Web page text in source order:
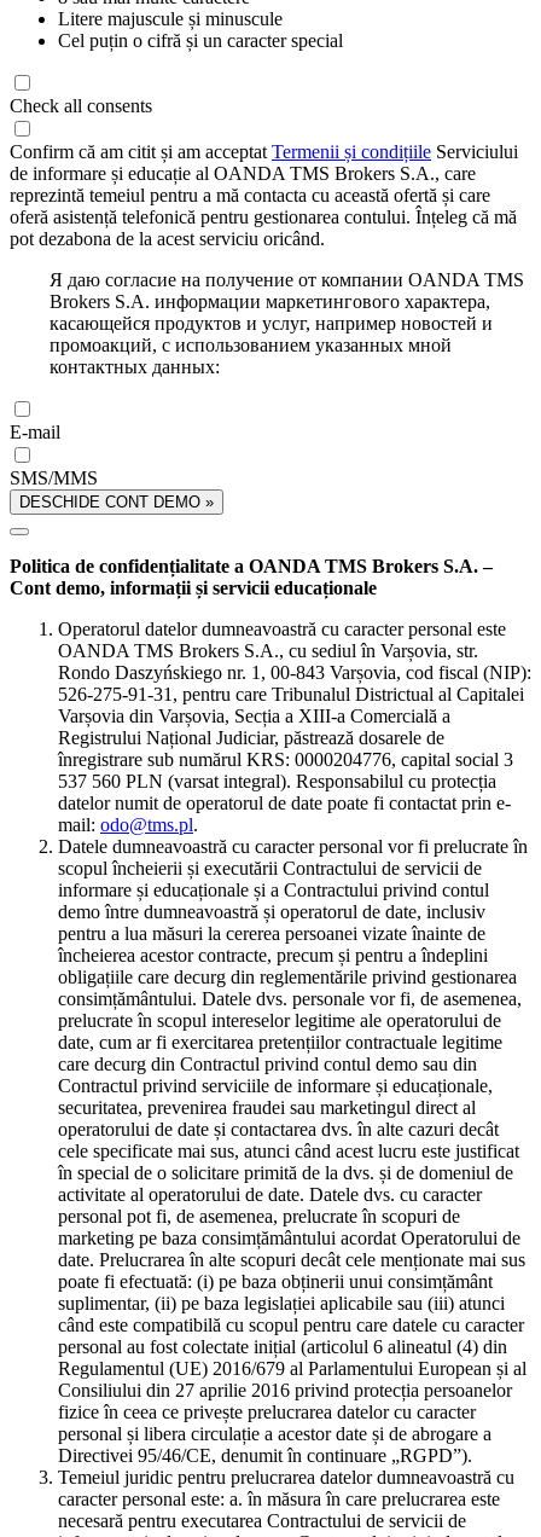
Litere majuscule și minuscule
Cel puțin o cifră și un caracter special
Check all consents
Confirm că am citit și am acceptat Termenii și condițiile Serviciului
de informare și educație al OANDA TMS Brokers S.A., care
reprezintă temeiul pentru a mă contacta cu această ofertă și care
oferă asistență telefonică pentru gestionarea contului. Înțeleg că mă
pot dezabona de la acest serviciu oricând.
Я даю согласие на получение от компании OANDA TMS
Brokers S.A. информации маркетингового характера,
касающейся продуктов и услуг, например новостей и
промоакций, с использованием указанных мной
контактных данных:
E-mail
SMS/MMS
DESCHIDE CONT DEMO »
Politica de confidențialitate a OANDA TMS Brokers S.A. –
Cont demo, informații și servicii educaționale
Operatorul datelor dumneavoastră cu caracter personal este
OANDA TMS Brokers S.A., cu sediul în Varșovia, str.
Rondo Daszyńskiego nr. 1, 00-843 Varșovia, cod fiscal (NIP):
526-275-91-31, pentru care Tribunalul Districtual al Capitalei
Varșovia din Varșovia, Secția a XIII-a Comercială a
Registrului Național Judiciar, păstrează dosarele de
înregistrare sub numărul KRS: 0000204776, capital social 3
537 560 PLN (varsat integral). Responsabilul cu protecția
datelor numit de operatorul de date poate fi contactat prin e-
mail: odo@tms.pl.
Datele dumneavoastră cu caracter personal vor fi prelucrate în
scopul încheierii și executării Contractului de servicii de
informare și educaționale și a Contractului privind contul
demo între dumneavoastră și operatorul de date, inclusiv
pentru a lua măsuri la cererea persoanei vizate înainte de
încheierea acestor contracte, precum și pentru a îndeplini
obligațiile care decurg din reglementările privind gestionarea
consimțământului. Datele dvs. personale vor fi, de asemenea,
prelucrate în scopul intereselor legitime ale operatorului de
date, cum ar fi exercitarea pretențiilor contractuale legitime
care decurg din Contractul privind contul demo sau din
Contractul privind serviciile de informare și educaționale,
securitatea, prevenirea fraudei sau marketingul direct al
operatorului de date și contactarea dvs. în alte cazuri decât
cele specificate mai sus, atunci când acest lucru este justificat
în special de o solicitare primită de la dvs. și de domeniul de
activitate al operatorului de date. Datele dvs. cu caracter
personal pot fi, de asemenea, prelucrate în scopuri de
marketing pe baza consimțământului acordat Operatorului de
date. Prelucrarea în alte scopuri decât cele menționate mai sus
poate fi efectuată: (i) pe baza obținerii unui consimțământ
suplimentar, (ii) pe baza legislației aplicabile sau (iii) atunci
când este compatibilă cu scopul pentru care datele cu caracter
personal au fost colectate inițial (articolul 6 alineatul (4) din
Regulamentul (UE) 2016/679 al Parlamentului European și al
Consiliului din 27 aprilie 2016 privind protecția persoanelor
fizice în ceea ce privește prelucrarea datelor cu caracter
personal și libera circulație a acestor date și de abrogare a
Directivei 95/46/CE, denumit în continuare „RGPD”).
Temeiul juridic pentru prelucrarea datelor dumneavoastră cu
caracter personal este: a. în măsura în care prelucrarea este
necesară pentru executarea Contractului de servicii de